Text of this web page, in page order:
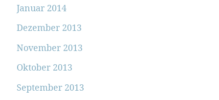
Januar 2014
Dezember 2013
November 2013
Oktober 2013
September 2013